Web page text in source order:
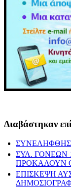
Διαβάστηκαν
ΣΥΛ. ΓΟΝΕΩΝ
ΠΡΟΚΑΛΟΥΝ
ΕΠΙΣΚΕΨΗ